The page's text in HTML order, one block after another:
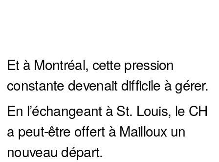
Et à Montréal, cette pression
constante devenait difficile à gérer.
En l’échangeant à St. Louis, le CH
a peut-être offert à Mailloux un
nouveau départ.